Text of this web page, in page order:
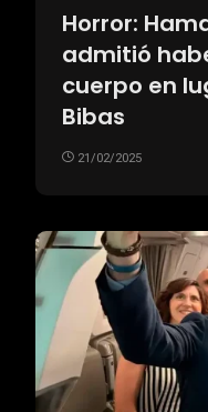
Horror:
admitió
cuerpo en
Bibas
21/02/2025